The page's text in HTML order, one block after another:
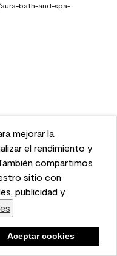
user experience
on our website.
use of our site
and analytics
Accept Cookies
mejorar la
el rendimiento y
compartimos
sitio con
publicidad y
Aceptar cookies
bath-and-spa-
color
facing